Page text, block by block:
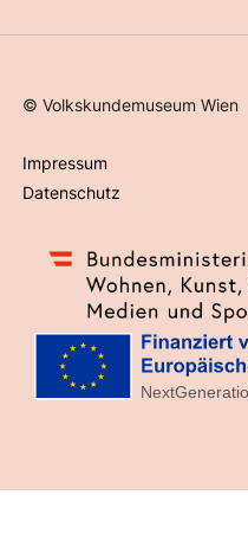
©Volkskundemuseum Wien
Impressum
Datenschutz